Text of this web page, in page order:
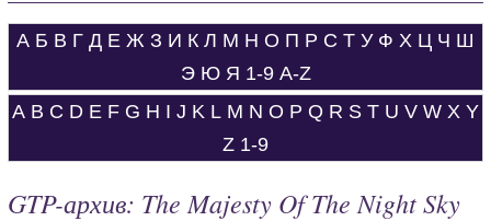
А Б В Г Д Е Ж З И К Л М Н О П Р С Т У Ф Х Ц Ч Ш
Э Ю Я 1-9 A-Z
A B C D E F G H I J K L M N O P Q R S T U V W X Y
Z 1-9
GTP-архив: The Majesty Of The Night Sky